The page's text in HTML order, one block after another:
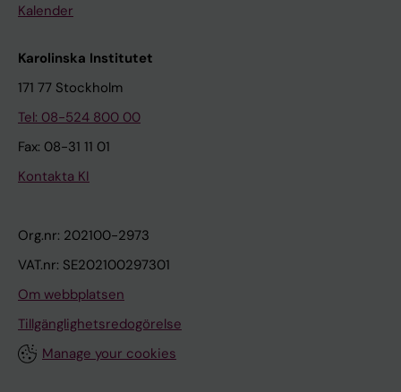
Kalender
Karolinska Institutet
171 77 Stockholm
Tel: 08-524 800 00
Fax: 08-31 11 01
Kontakta KI
Org.nr: 202100-2973
VAT.nr: SE202100297301
Om webbplatsen
Tillgänglighetsredogörelse
Manage your cookies